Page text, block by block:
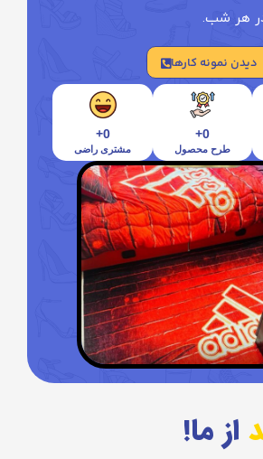
هر شب.
دیدن نمونه کارها
طرح محصول
0
+
مشتری راضی
0
+
از ما!